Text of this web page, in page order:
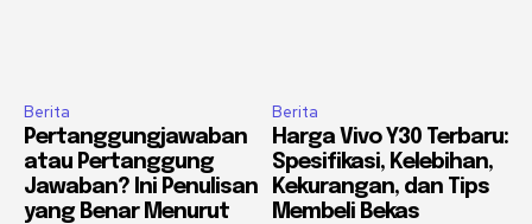
Berita
Pertanggungjawaban
atau Pertanggung
Jawaban? Ini Penulisan
yang Benar Menurut
Berita
Harga Vivo Y30 Terbaru:
Spesifikasi, Kelebihan,
Kekurangan, dan Tips
Membeli Bekas